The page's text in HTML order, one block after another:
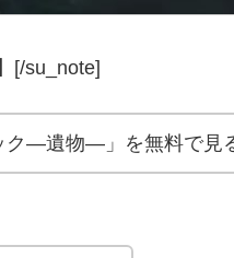
[/su_note]
ク―遺物―」を無料で見